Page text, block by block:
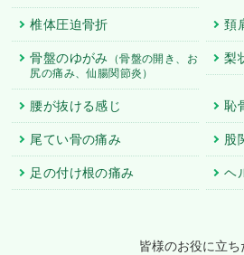
椎体圧迫骨折 頚
骨盤のゆがみ
（骨盤の開き、お
尻の痛み、仙腸関節炎）
梨
腰が抜ける感じ 恥
尾てい骨の痛み 股
足の付け根の痛み ヘ
皆様のお役に立ち